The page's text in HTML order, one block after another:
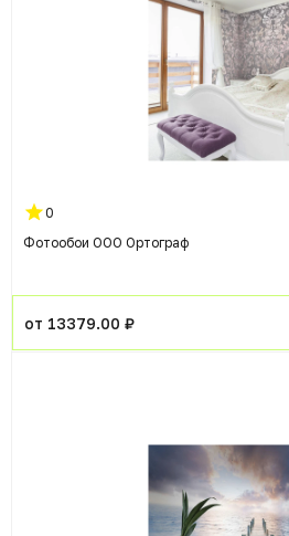
0
Фотообои ООО Ортограф
от 13379.00 ₽